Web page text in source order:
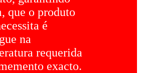
que o produto
é
na
requerida
exacto.